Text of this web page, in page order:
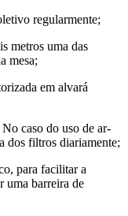
regularmente;
metros uma das
mesa;
em alvará
caso do uso de ar-
dos filtros diariamente;
para facilitar a
uma barreira de